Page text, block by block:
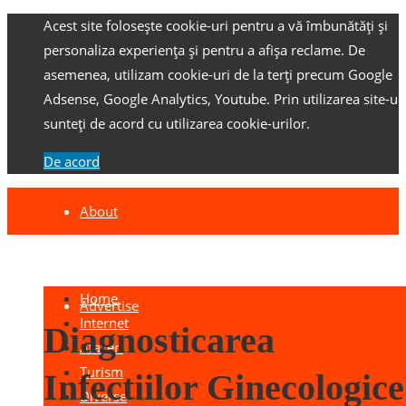
Acest site folosește cookie-uri pentru a vă îmbunătăți și
personaliza experiența și pentru a afișa reclame. De
asemenea, utilizam cookie-uri de la terți precum Google
Adsense, Google Analytics, Youtube. Prin utilizarea site-
sunteți de acord cu utilizarea cookie-urilor.
De acord
About
Advertise
Home
Internet
Afaceri
Turism
Diverse
Diagnosticarea
Infectiilor Ginecologice